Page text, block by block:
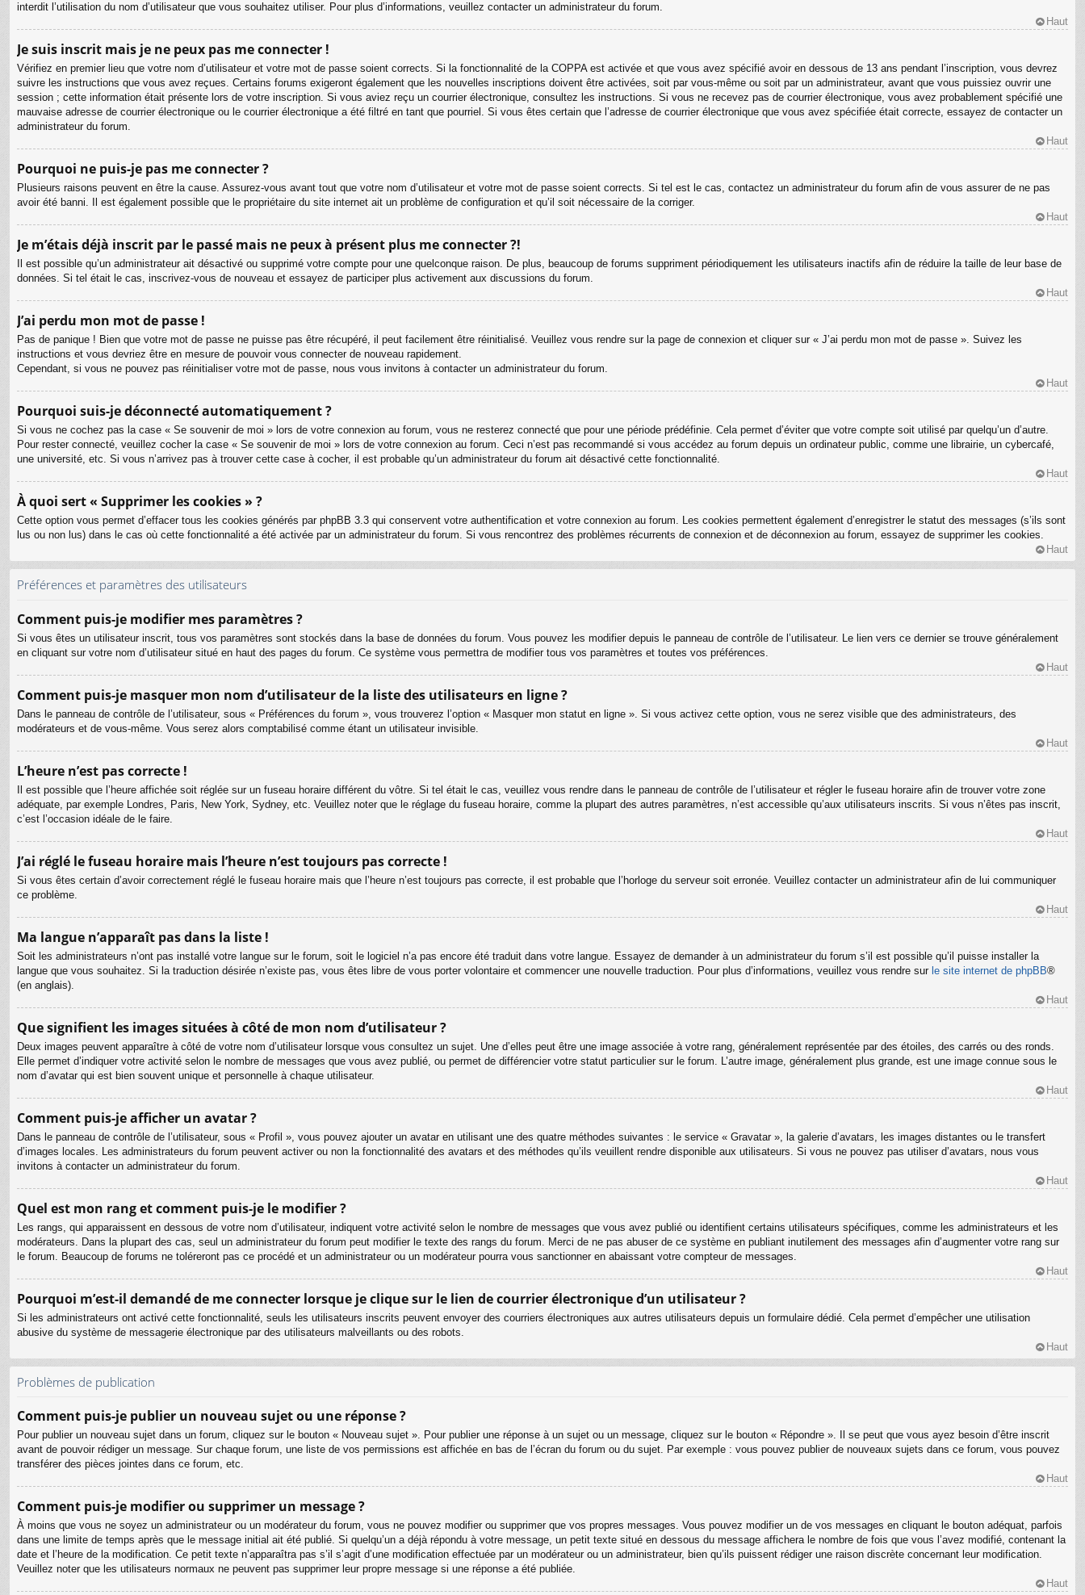
interdit l’utilisation du nom d’utilisateur que vous souhaitez utiliser. Pour plus d’informations, veuillez contacter un administrateur du forum.
Haut
Je suis inscrit mais je ne peux pas me connecter !
Vérifiez en premier lieu que votre nom d’utilisateur et votre mot de passe soient corrects. Si la fonctionnalité de la COPPA est activée et que vous avez spécifié avoir en dessous de 13 ans pendant l’inscription, vous devrez
suivre les instructions que vous avez reçues. Certains forums exigeront également que les nouvelles inscriptions doivent être activées, soit par vous-même ou soit par un administrateur, avant que vous puissiez ouvrir une
session ; cette information était présente lors de votre inscription. Si vous aviez reçu un courrier électronique, consultez les instructions. Si vous ne recevez pas de courrier électronique, vous avez probablement spécifié une
mauvaise adresse de courrier électronique ou le courrier électronique a été filtré en tant que pourriel. Si vous êtes certain que l’adresse de courrier électronique que vous avez spécifiée était correcte, essayez de contacter un
administrateur du forum.
Haut
Pourquoi ne puis-je pas me connecter ?
Plusieurs raisons peuvent en être la cause. Assurez-vous avant tout que votre nom d’utilisateur et votre mot de passe soient corrects. Si tel est le cas, contactez un administrateur du forum afin de vous assurer de ne pas
avoir été banni. Il est également possible que le propriétaire du site internet ait un problème de configuration et qu’il soit nécessaire de la corriger.
Haut
Je m’étais déjà inscrit par le passé mais ne peux à présent plus me connecter ?!
Il est possible qu’un administrateur ait désactivé ou supprimé votre compte pour une quelconque raison. De plus, beaucoup de forums suppriment périodiquement les utilisateurs inactifs afin de réduire la taille de leur base de
données. Si tel était le cas, inscrivez-vous de nouveau et essayez de participer plus activement aux discussions du forum.
Haut
J’ai perdu mon mot de passe !
Pas de panique ! Bien que votre mot de passe ne puisse pas être récupéré, il peut facilement être réinitialisé. Veuillez vous rendre sur la page de connexion et cliquer sur « J’ai perdu mon mot de passe ». Suivez les
instructions et vous devriez être en mesure de pouvoir vous connecter de nouveau rapidement.
Cependant, si vous ne pouvez pas réinitialiser votre mot de passe, nous vous invitons à contacter un administrateur du forum.
Haut
Pourquoi suis-je déconnecté automatiquement ?
Si vous ne cochez pas la case « Se souvenir de moi » lors de votre connexion au forum, vous ne resterez connecté que pour une période prédéfinie. Cela permet d’éviter que votre compte soit utilisé par quelqu’un d’autre.
Pour rester connecté, veuillez cocher la case « Se souvenir de moi » lors de votre connexion au forum. Ceci n’est pas recommandé si vous accédez au forum depuis un ordinateur public, comme une librairie, un cybercafé,
une université, etc. Si vous n’arrivez pas à trouver cette case à cocher, il est probable qu’un administrateur du forum ait désactivé cette fonctionnalité.
Haut
À quoi sert « Supprimer les cookies » ?
Cette option vous permet d’effacer tous les cookies générés par phpBB 3.3 qui conservent votre authentification et votre connexion au forum. Les cookies permettent également d’enregistrer le statut des messages (s’ils sont
lus ou non lus) dans le cas où cette fonctionnalité a été activée par un administrateur du forum. Si vous rencontrez des problèmes récurrents de connexion et de déconnexion au forum, essayez de supprimer les cookies.
Haut
Préférences et paramètres des utilisateurs
Comment puis-je modifier mes paramètres ?
Si vous êtes un utilisateur inscrit, tous vos paramètres sont stockés dans la base de données du forum. Vous pouvez les modifier depuis le panneau de contrôle de l’utilisateur. Le lien vers ce dernier se trouve généralement
en cliquant sur votre nom d’utilisateur situé en haut des pages du forum. Ce système vous permettra de modifier tous vos paramètres et toutes vos préférences.
Haut
Comment puis-je masquer mon nom d’utilisateur de la liste des utilisateurs en ligne ?
Dans le panneau de contrôle de l’utilisateur, sous « Préférences du forum », vous trouverez l’option « Masquer mon statut en ligne ». Si vous activez cette option, vous ne serez visible que des administrateurs, des
modérateurs et de vous-même. Vous serez alors comptabilisé comme étant un utilisateur invisible.
Haut
L’heure n’est pas correcte !
Il est possible que l’heure affichée soit réglée sur un fuseau horaire différent du vôtre. Si tel était le cas, veuillez vous rendre dans le panneau de contrôle de l’utilisateur et régler le fuseau horaire afin de trouver votre zone
adéquate, par exemple Londres, Paris, New York, Sydney, etc. Veuillez noter que le réglage du fuseau horaire, comme la plupart des autres paramètres, n’est accessible qu’aux utilisateurs inscrits. Si vous n’êtes pas inscrit,
c’est l’occasion idéale de le faire.
Haut
J’ai réglé le fuseau horaire mais l’heure n’est toujours pas correcte !
Si vous êtes certain d’avoir correctement réglé le fuseau horaire mais que l’heure n’est toujours pas correcte, il est probable que l’horloge du serveur soit erronée. Veuillez contacter un administrateur afin de lui communiquer
ce problème.
Haut
Ma langue n’apparaît pas dans la liste !
Soit les administrateurs n’ont pas installé votre langue sur le forum, soit le logiciel n’a pas encore été traduit dans votre langue. Essayez de demander à un administrateur du forum s’il est possible qu’il puisse installer la
langue que vous souhaitez. Si la traduction désirée n’existe pas, vous êtes libre de vous porter volontaire et commencer une nouvelle traduction. Pour plus d’informations, veuillez vous rendre sur le site internet de phpBB®
(en anglais).
Haut
Que signifient les images situées à côté de mon nom d’utilisateur ?
Deux images peuvent apparaître à côté de votre nom d’utilisateur lorsque vous consultez un sujet. Une d’elles peut être une image associée à votre rang, généralement représentée par des étoiles, des carrés ou des ronds.
Elle permet d’indiquer votre activité selon le nombre de messages que vous avez publié, ou permet de différencier votre statut particulier sur le forum. L’autre image, généralement plus grande, est une image connue sous le
nom d’avatar qui est bien souvent unique et personnelle à chaque utilisateur.
Haut
Comment puis-je afficher un avatar ?
Dans le panneau de contrôle de l’utilisateur, sous « Profil », vous pouvez ajouter un avatar en utilisant une des quatre méthodes suivantes : le service « Gravatar », la galerie d’avatars, les images distantes ou le transfert
d’images locales. Les administrateurs du forum peuvent activer ou non la fonctionnalité des avatars et des méthodes qu’ils veuillent rendre disponible aux utilisateurs. Si vous ne pouvez pas utiliser d’avatars, nous vous
invitons à contacter un administrateur du forum.
Haut
Quel est mon rang et comment puis-je le modifier ?
Les rangs, qui apparaissent en dessous de votre nom d’utilisateur, indiquent votre activité selon le nombre de messages que vous avez publié ou identifient certains utilisateurs spécifiques, comme les administrateurs et les
modérateurs. Dans la plupart des cas, seul un administrateur du forum peut modifier le texte des rangs du forum. Merci de ne pas abuser de ce système en publiant inutilement des messages afin d’augmenter votre rang sur
le forum. Beaucoup de forums ne toléreront pas ce procédé et un administrateur ou un modérateur pourra vous sanctionner en abaissant votre compteur de messages.
Haut
Pourquoi m’est-il demandé de me connecter lorsque je clique sur le lien de courrier électronique d’un utilisateur ?
Si les administrateurs ont activé cette fonctionnalité, seuls les utilisateurs inscrits peuvent envoyer des courriers électroniques aux autres utilisateurs depuis un formulaire dédié. Cela permet d’empêcher une utilisation
abusive du système de messagerie électronique par des utilisateurs malveillants ou des robots.
Haut
Problèmes de publication
Comment puis-je publier un nouveau sujet ou une réponse ?
Pour publier un nouveau sujet dans un forum, cliquez sur le bouton « Nouveau sujet ». Pour publier une réponse à un sujet ou un message, cliquez sur le bouton « Répondre ». Il se peut que vous ayez besoin d’être inscrit
avant de pouvoir rédiger un message. Sur chaque forum, une liste de vos permissions est affichée en bas de l’écran du forum ou du sujet. Par exemple : vous pouvez publier de nouveaux sujets dans ce forum, vous pouvez
transférer des pièces jointes dans ce forum, etc.
Haut
Comment puis-je modifier ou supprimer un message ?
À moins que vous ne soyez un administrateur ou un modérateur du forum, vous ne pouvez modifier ou supprimer que vos propres messages. Vous pouvez modifier un de vos messages en cliquant le bouton adéquat, parfois
dans une limite de temps après que le message initial ait été publié. Si quelqu’un a déjà répondu à votre message, un petit texte situé en dessous du message affichera le nombre de fois que vous l’avez modifié, contenant la
date et l’heure de la modification. Ce petit texte n’apparaîtra pas s’il s’agit d’une modification effectuée par un modérateur ou un administrateur, bien qu’ils puissent rédiger une raison discrète concernant leur modification.
Veuillez noter que les utilisateurs normaux ne peuvent pas supprimer leur propre message si une réponse a été publiée.
Haut